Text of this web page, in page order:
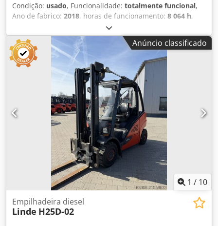
Condição: usado, Funcionalidade: totalmente funcional,
Ano de fabrico: 2018, horas de funcionamento: 8 064 h,
2 500 kg, altura de elevação:
mm, tipo de combustível:diesel, tipo de mastro:duplex,
altura de construção:
, tipo de transmissão:
Diesel , Empilhador a diesel Centro de gravidade da carga:
500 Tipo de mastro: Duplex Estado: Pronto para uso e
totalmente funcional Estado técnico: bom Pneus
dianteiros, tipo: Superelástico Pneus traseiros, tipo:
Superelástico Codjy Dwngjpfx Ableha Deslizador lateral, 3.ª
válvula, farol de trabalho dianteiro, aquecimento, filtro de
partículas, cabine completa, ar condicionado, espelho
interior, assento com acolchoamento em plástico, luz de
segurança frontal e traseira (BlueSpot), proteção contra
poeira, pedal duplo.
Anúncio classificado
1 / 10
Empilhadeira diesel
Linde H25D-02